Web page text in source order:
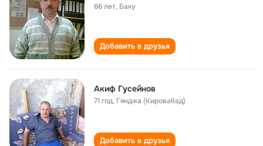
66 лет, Баку
Добавить в друзья
Акиф Гусейнов
71 год, Гянджа (Кировабад)
Добавить в друзья